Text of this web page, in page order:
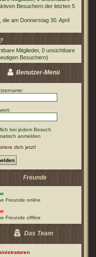
Besuchern der letzten 5
die am Donnerstag 30. April
Mitglieder, 0 unsichtbare
Besuchern)
Benutzer-Menü
bei jedem Besuch
anmelden
dich jetzt!
Freunde
Freunde online
Freunde offline
Das Team